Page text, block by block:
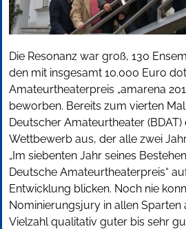
Die Resonanz war groß, 130
den mit insgesamt 10.000 Euro
Amateurtheaterpreis „amarena
beworben. Bereits zum vierten
Deutscher Amateurtheater
Wettbewerb aus, der alle zwei
„Im siebenten Jahr seines
Deutsche Amateurtheaterpreis“
Entwicklung blicken. Noch nie
Nominierungsjury in allen Sparten
Vielzahl qualitativ guter bis sehr